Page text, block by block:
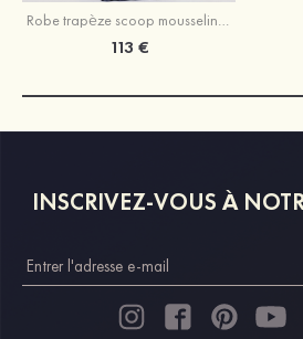
Robe trapèze scoop mousseline longueur ras du sol robe de demoiselle d'honneur avec plissé
113 €
INSCRIVEZ-VOUS À